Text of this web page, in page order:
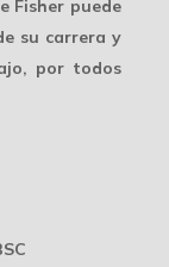
Fisher puede
su carrera y
por todos